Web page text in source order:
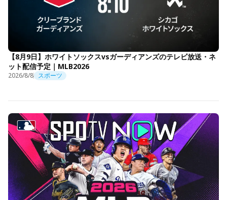
【8月9日】ホワイトソックスvsガーディアンズのテレビ放送・ネ
ット配信予定｜MLB2026
2026/8/8 スポーツ